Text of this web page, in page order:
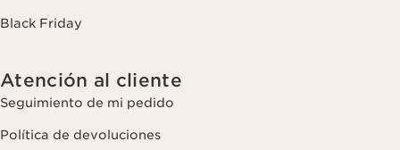
Black Friday
Atención al cliente
Seguimiento de mi pedido
Política de devoluciones